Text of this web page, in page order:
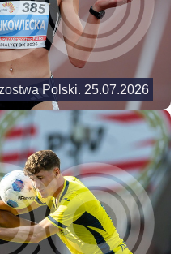
Polski. 25.07.2026